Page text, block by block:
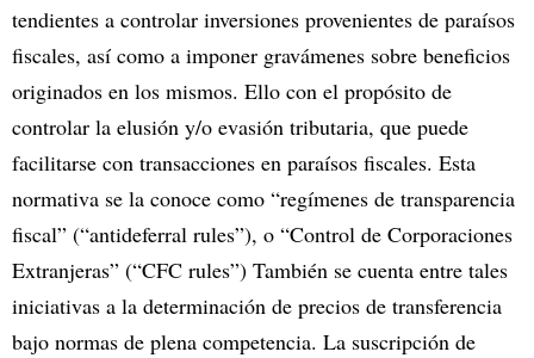
tendientes a controlar inversiones provenientes de paraísos
fiscales, así como a imponer gravámenes sobre beneficios
originados en los mismos. Ello con el propósito de
controlar la elusión y/o evasión tributaria, que puede
facilitarse con transacciones en paraísos fiscales. Esta
normativa se la conoce como “regímenes de transparencia
fiscal” (“antideferral rules”), o “Control de Corporaciones
Extranjeras” (“CFC rules”) También se cuenta entre tales
iniciativas a la determinación de precios de transferencia
bajo normas de plena competencia. La suscripción de